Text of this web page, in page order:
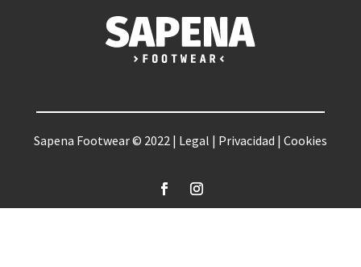
Sapena Footwear © 2022 | Legal | Privacidad | Cookies